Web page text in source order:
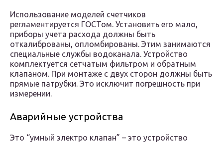
Использование моделей счетчиков
регламентируется ГОСТом. Установить его мало,
приборы учета расхода должны быть
откалиброваны, опломбированы. Этим занимаются
специальные службы водоканала. Устройство
комплектуется сетчатым фильтром и обратным
клапаном. При монтаже с двух сторон должны быть
прямые патрубки. Это исключит погрешность при
измерении.
Аварийные устройства
Это “умный электро клапан” – это устройство